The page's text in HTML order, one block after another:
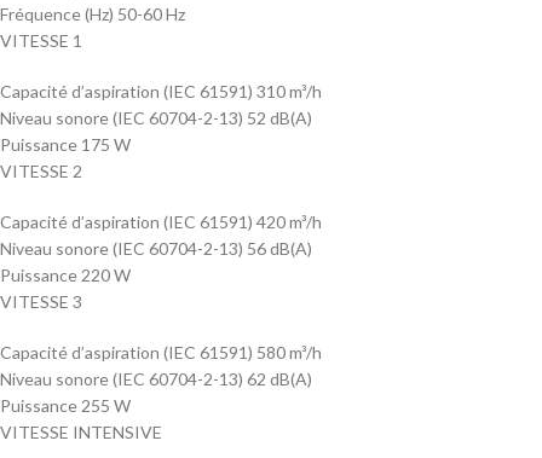
Fréquence (Hz) 50-60 Hz
VITESSE 1
Capacité d’aspiration (IEC 61591) 310 m³/h
Niveau sonore (IEC 60704-2-13) 52 dB(A)
Puissance 175 W
VITESSE 2
Capacité d’aspiration (IEC 61591) 420 m³/h
Niveau sonore (IEC 60704-2-13) 56 dB(A)
Puissance 220 W
VITESSE 3
Capacité d’aspiration (IEC 61591) 580 m³/h
Niveau sonore (IEC 60704-2-13) 62 dB(A)
Puissance 255 W
VITESSE INTENSIVE